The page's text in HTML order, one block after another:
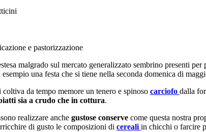
e pastorizzazione
malgrado sul mercato generalizzato sembrino presenti
una festa che si tiene nella seconda domenica di
coltiva da tempo memore un tenero e spinoso carciofo dalla
sia a crudo che in cottura.
realizzare anche gustose conserve come questa nostra
di gusto le composizioni di cereali in chicchi o farcire